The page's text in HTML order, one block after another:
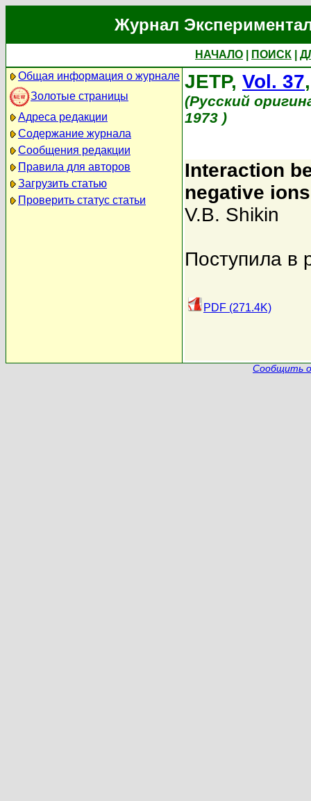
Журнал
НАЧАЛО ПОИСК
Общая информация о журнале
Золотые страницы
Адреса редакции
Содержание журнала
Сообщения редакции
Правила для авторов
Загрузить статью
Проверить статус статьи
JETP, Vol. 37
(Русский
1973 )
Interaction
negative
V.B. Shikin
Поступила в
PDF (271.4K)
Сообщить о